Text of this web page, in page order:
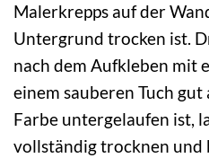
Malerkrepps auf der
Untergrund trocken ist.
nach dem Aufkleben mit
einem sauberen Tuch
Farbe untergelaufen ist,
vollständig trocknen und